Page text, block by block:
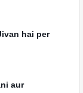
hai per
aur